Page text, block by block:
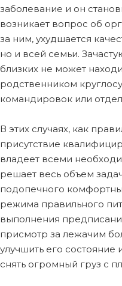
заболевание и он
возникает вопрос об
за ним, ухудшается
но и всей семьи.
близких не может
родственником
командировок или
В этих случаях, как
присутствие
владеет всеми
решает весь объем
подопечного
режима правильного
выполнения
присмотр за лежачим
улучшить его
снять огромный груз с